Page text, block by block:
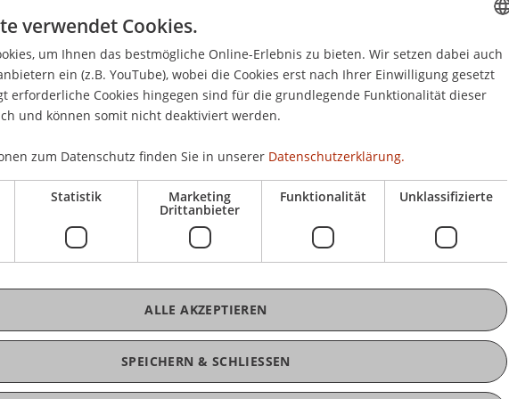
to regenerate and coexist within the evolving
reuse // to reclaim high-tech ruins for low-
conditions post-catastrophe
projects that address today's pressing social,
selected projects go beyond conventional
as urban fragmentation, climate resilience,
The awards offer visibility and opportunity
second year to three recently graduated
architects.
der Rohe with the support of Creative Europe,
for Architectural Education (EAAE) and the
Mi, 15. Apr 2026;
Sprache Englisch
verwendet Cookies.
um Ihnen das bestmögliche Online-Erlebnis zu bieten. Wir setzen dabei auch
ein (z.B. YouTube), wobei die Cookies erst nach Ihrer Einwilligung gesetzt
erforderliche Cookies hingegen sind für die grundlegende Funktionalität dieser
und können somit nicht deaktiviert werden.
zum Datenschutz finden Sie in unserer Datenschutzerklärung.
Statistik Marketing
Drittanbieter
Funktionalität Unklassifizierte
SPEICHERN & SCHLIESSEN
ALLE AKZEPTIEREN